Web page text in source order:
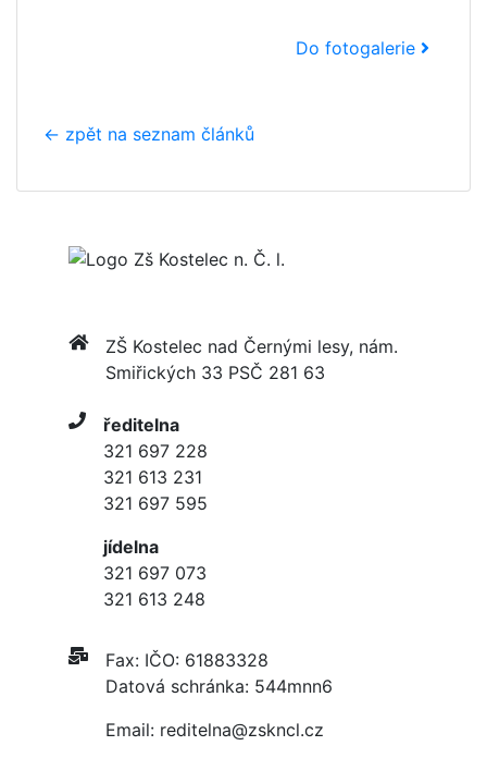
Do fotogalerie
← zpět na seznam článků
ZŠ Kostelec nad Černými lesy, nám.
Smiřických 33 PSČ 281 63
ředitelna
321 697 228
321 613 231
321 697 595
jídelna
321 697 073
321 613 248
Fax: IČO: 61883328
Datová schránka: 544mnn6
Email: reditelna@zskncl.cz